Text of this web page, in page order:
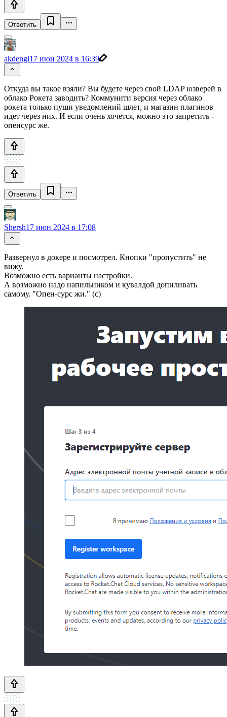
Ответить
akdengi17 июн 2024 в 16:39
Откуда вы такое взяли? Вы будете через свой LDAP юзверей в
облако Рокета заводить? Коммунити версия через облако
рокета только пуши уведомлений шлет, и магазин плагинов
идет через них. И если очень хочется, можно это запретить -
опенсурс же.
Ответить
Shersh17 июн 2024 в 17:08
Развернул в докере и посмотрел. Кнопки "пропустить" не
вижу.
Возможно есть варианты настройки.
А возможно надо напильником и кувалдой допиливать
самому. "Опен-сурс жи." (с)